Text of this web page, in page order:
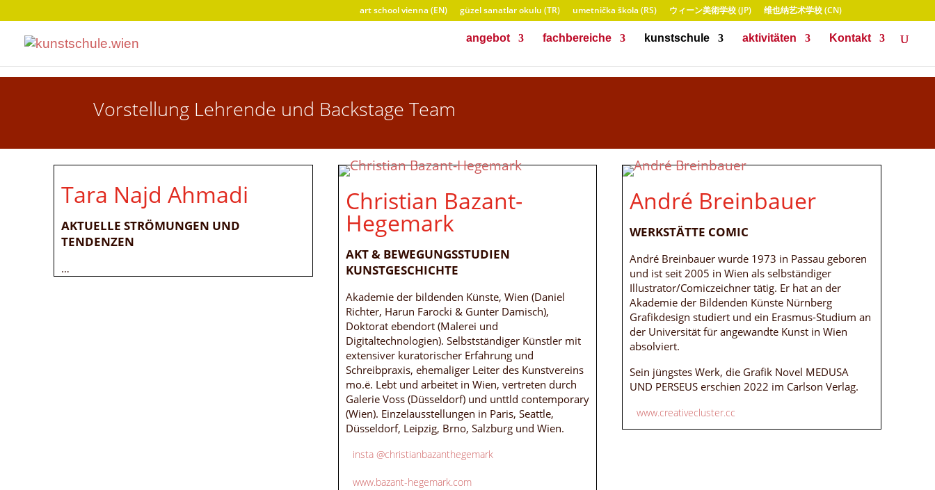
art school vienna (EN) güzel sanatlar okulu (TR) umetnička škola (RS) ウィーン美術学校 (JP) 维也纳艺术学校 (CN)
angebot fachbereiche kunstschule aktivitäten Kontakt
Vorstellung Lehrende und Backstage Team
Tara Najd Ahmadi
AKTUELLE STRÖMUNGEN UND
TENDENZEN
…
Christian Bazant-
Hegemark
AKT & BEWEGUNGSSTUDIEN
KUNSTGESCHICHTE
Akademie der bildenden Künste, Wien (Daniel
Richter, Harun Farocki & Gunter Damisch),
Doktorat ebendort (Malerei und
Digitaltechnologien). Selbstständiger Künstler mit
extensiver kuratorischer Erfahrung und
Schreibpraxis, ehemaliger Leiter des Kunstvereins
mo.ë. Lebt und arbeitet in Wien, vertreten durch
Galerie Voss (Düsseldorf) und unttld contemporary
(Wien). Einzelausstellungen in Paris, Seattle,
Düsseldorf, Leipzig, Brno, Salzburg und Wien.
insta @christianbazanthegemark
www.bazant-hegemark.com
André Breinbauer
WERKSTÄTTE COMIC
André Breinbauer wurde 1973 in Passau geboren
und ist seit 2005 in Wien als selbständiger
Illustrator/Comiczeichner tätig. Er hat an der
Akademie der Bildenden Künste Nürnberg
Grafikdesign studiert und ein Erasmus-Studium an
der Universität für angewandte Kunst in Wien
absolviert.
Sein jüngstes Werk, die Grafik Novel MEDUSA
UND PERSEUS erschien 2022 im Carlson Verlag.
www.creativecluster.cc